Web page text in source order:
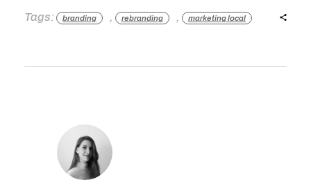
Tags: branding , rebranding , marketing local